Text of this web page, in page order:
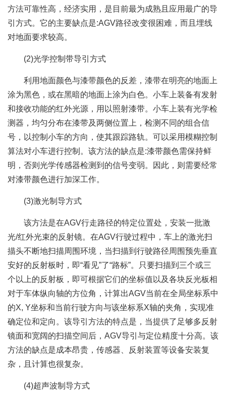
方法可靠性高，经济实用，是目前最为成熟且应用最广的导
引方式。它的主要缺点是:AGV路径改变很困难，而且埋线
对地面要求较高。
(2)光学控制带导引方式
利用地面颜色与漆带颜色的反差，漆带在明亮的地面上
涂为黑色，或在黑暗的地面上涂为白色。小车上装备有发射
和接收功能的红外光源，用以照射漆带。小车上装有光学检
测器，均匀分布在漆带及两侧位置上，检测不同的组合信
号，以控制小车的方向，使其跟踪路轨。可以采用模糊控制
算法对小车进行控制。该方法的缺点是:漆带颜色需保持鲜
明，否则光学传感器检测到的信号变弱。因此，则需要经常
对漆带颜色进行加深工作。
(3)激光制导方式
该方法是在AGV行走路径的特定位置处，安装一批激
光/红外光束的反射镜。在AGV行驶过程中，车上的激光扫
描头不断地扫描周围环境，当扫描到行驶路径周围预先垂直
安好的反射板时，即“看见”了“路标”。只要扫描到三个或三
个以上的反射板，即可根据它们的坐标值以及各块反光板相
对于车体纵向轴的方位角，计算出AGV当前在全局坐标系中
的X, Y坐标和当前行驶方向与该坐标系X轴的夹角，实现准
确定位和定向。该导引方法的特点是，当提供了足够多反射
镜面和宽阔的扫描空间后，AGV导引与定位精度十分高。该
方法的缺点是成本昂贵，传感器、反射装置等设备安装复
杂，且计算也很复杂。
(4)超声波制导方式